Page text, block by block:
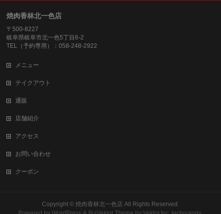
焼肉香林北一色店
〒500-8227
岐阜県岐阜市北一色5丁目6-2
TEL（予約専用）：058-248-2922
メニュー
テイクアウト
通販
店舗紹介
アクセス
お問い合わせ
クーポン
Copyright © 焼肉香林北一色店All Rights Reserved.